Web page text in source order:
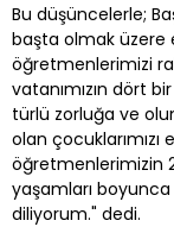
Bu düşüncelerle;
başta olmak üzere
öğretmenlerimizi
vatanımızın dört
türlü zorluğa ve
olan
öğretmenlerimizin
yaşamları boyunca
diliyorum." dedi.